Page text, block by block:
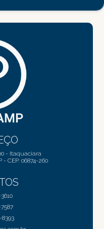
- Itaquaciara
CEP: 06874-260
8393